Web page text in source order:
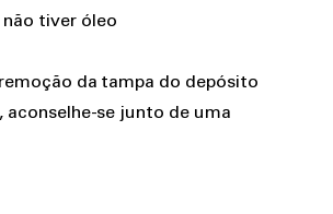
tiver óleo
da tampa do depósito
se junto de uma